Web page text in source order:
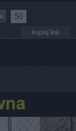
50
Kopiuj link